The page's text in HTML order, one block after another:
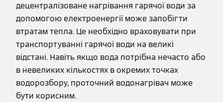
децентралізоване нагрівання гарячої води за
допомогою електроенергії може запобігти
втратам тепла. Це необхідно враховувати при
транспортуванні гарячої води на великі
відстані. Навіть якщо вода потрібна нечасто або
в невеликих кількостях в окремих точках
водорозбору, проточний водонагрівач може
бути корисним.